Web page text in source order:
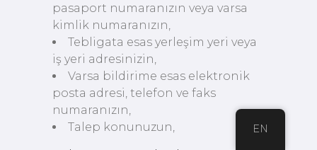
pasaport numaranızın veya varsa
kimlik numaranızın,
Tebligata esas yerleşim yeri veya
iş yeri adresinizin,
Varsa bildirime esas elektronik
posta adresi, telefon ve faks
numaranızın,
Talep konunuzun,
EN